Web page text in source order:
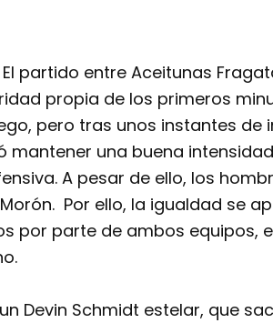
El partido entre Aceitunas
propia de los primeros
pero tras unos instantes de
mantener una buena
A pesar de ello, los
Por ello, la igualdad se
por parte de ambos equipos,
Devin Schmidt estelar, que